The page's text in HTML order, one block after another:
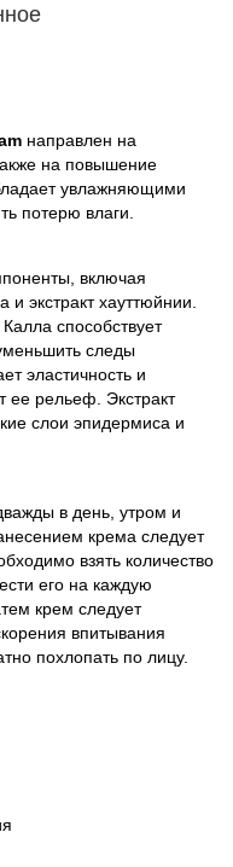
направлен на
на повышение
увлажняющими
потерю влаги.
включая
и экстракт хауттюйнии.
способствует
следы
эластичность и
ее рельеф. Экстракт
слои эпидермиса и
в день, утром и
крема следует
взять количество
его на каждую
крем следует
впитывания
похлопать по лицу.